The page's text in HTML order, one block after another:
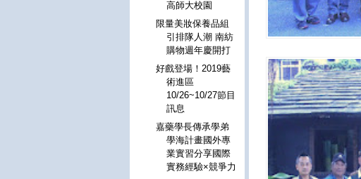
高師大校園
限量美妝保養品組
引排隊人潮 南紡
購物週年慶開打
好戲登場！2019藝
術進區
10/26~10/27節目
訊息
嘉藥學長傳承學弟
學海計畫國外專
業實習分享國際
實務經驗×競爭力